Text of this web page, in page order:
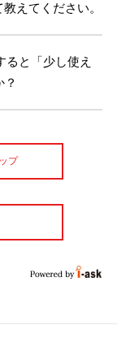
えてください。
と「少し使え
プ